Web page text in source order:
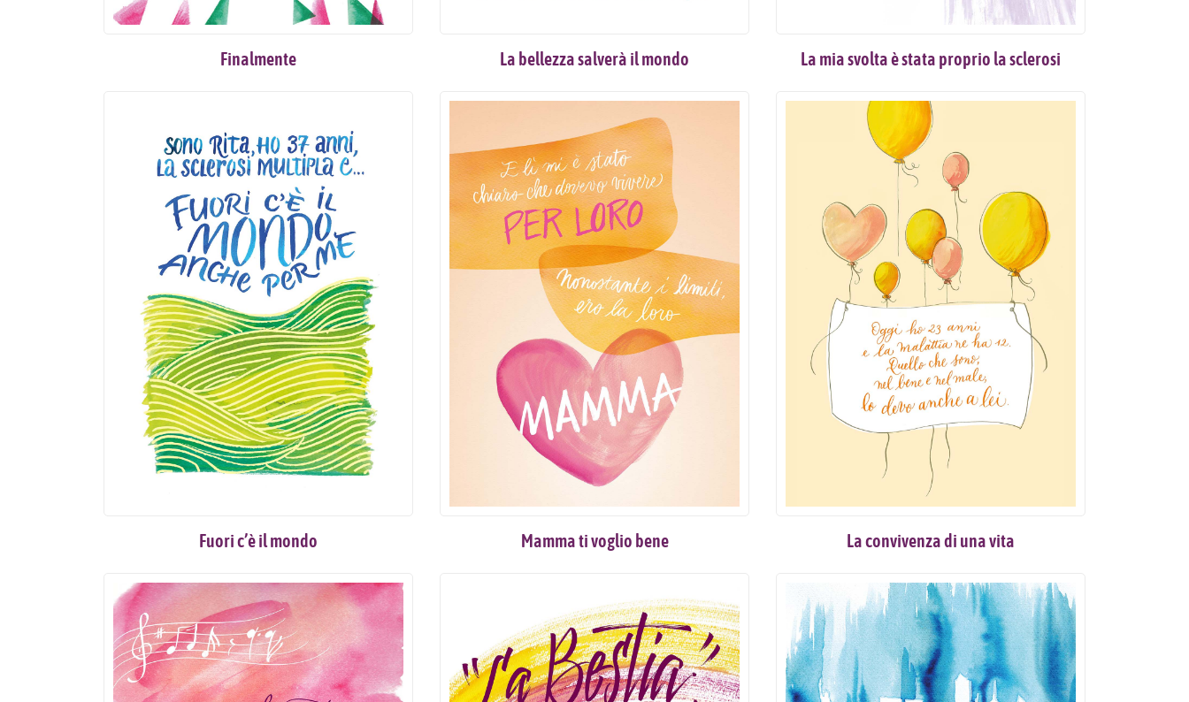
Finalmente La bellezza salverà il mondo La mia svolta è stata proprio la sclerosi
Fuori c’è il mondo Mamma ti voglio bene La convivenza di una vita